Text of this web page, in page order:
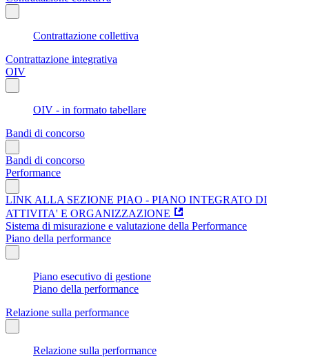
Contrattazione collettiva
Contrattazione integrativa
OIV
OIV - in formato tabellare
Bandi di concorso
Bandi di concorso
Performance
LINK ALLA SEZIONE PIAO - PIANO INTEGRATO DI
ATTIVITA' E ORGANIZZAZIONE
Sistema di misurazione e valutazione della Performance
Piano della performance
Piano esecutivo di gestione
Piano della performance
Relazione sulla performance
Relazione sulla performance